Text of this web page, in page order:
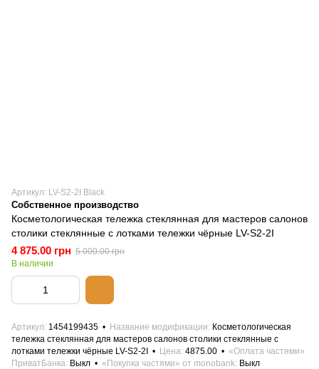
Артикул: LV-S2-2I Black
Собственное производство
Косметологическая тележка стеклянная для мастеров салонов
столики стеклянные с лотками тележки чёрные LV-S2-2I
4 875.00 грн 5 000.00 грн
В наличии
Артикул 1454199435 Название модификации
Косметологическая
тележка стеклянная для мастеров салонов столики стеклянные с
лотками тележки чёрные LV-S2-2I
Цена 4875.00
«Оплата частями»
ПриватБанка Выкл «Покупка частями» от monobank Выкл